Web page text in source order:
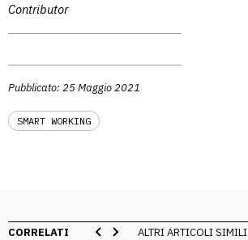
Contributor
Pubblicato: 25 Maggio 2021
SMART WORKING
CORRELATI ALTRI ARTICOLI SIMILI